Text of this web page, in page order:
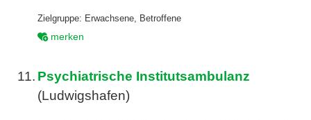
Zielgruppe: Erwachsene, Betroffene
merken
11. Psychiatrische Institutsambulanz
(Ludwigshafen)